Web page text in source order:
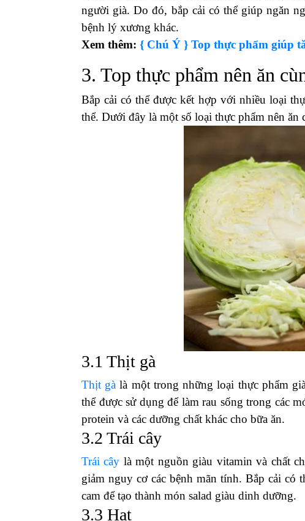
người già. Do đó, bắp cải có thể giúp ngăn
bệnh lý xương khác.
Xem thêm: { Chú Ý } Top thực phẩm giúp
3. Top thực phẩm nên ăn
Bắp cải có thể được kết hợp với nhiều loại
thể. Dưới đây là một số loại thực phẩm nên ăn
3.1 Thịt gà
Thịt gà là một trong những loại thực phẩm
thể được sử dụng để làm rau sống trong các
protein và các dưỡng chất khác cho bữa ăn.
3.2 Trái cây
Trái cây là một nguồn giàu vitamin và chất
giảm nguy cơ các bệnh mãn tính. Bắp cải
cam để tạo thành món salad giàu dinh dưỡng.
3.3 Hạt